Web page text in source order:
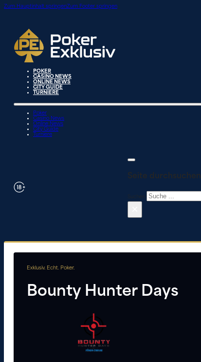
Zum Hauptinhalt springenZum Footer springen
POKER
CASINO NEWS
ONLINE NEWS
CITY GUIDE
TURNIERE
Poker
Casino News
Online News
City Guide
Turniere
Seite durchsuchen
Exklusiv. Echt. Poker.
Bounty Hunter Days